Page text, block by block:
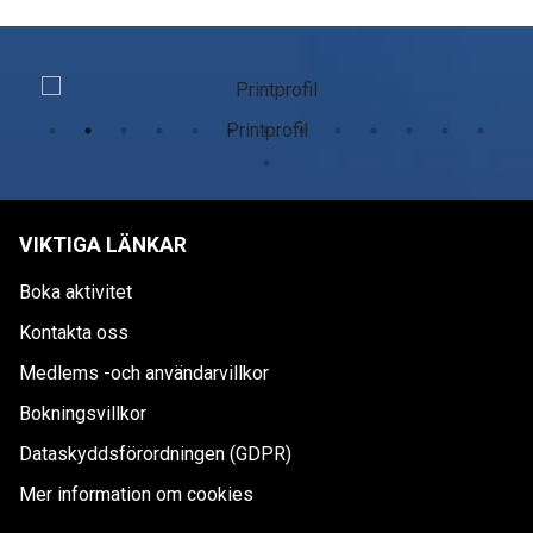
Printprofil
VIKTIGA LÄNKAR
Boka aktivitet
Kontakta oss
Medlems -och användarvillkor
Bokningsvillkor
Dataskyddsförordningen (GDPR)
Mer information om cookies